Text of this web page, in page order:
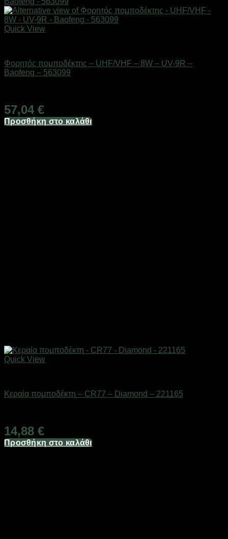
Quick View
Φορητός πομποδέκτης – UHF/VHF – 8W – UV-9R –
Baofeng – 563099
57,04 €
Προσθήκη στο καλάθι
Quick View
Κεραία πομποδέκτη – CR77 – Diamond – 221165
14,88 €
Προσθήκη στο καλάθι